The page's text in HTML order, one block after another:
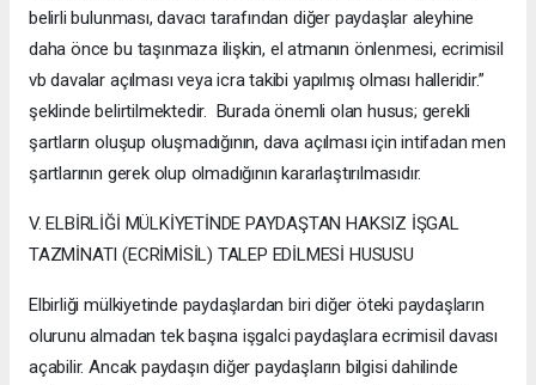
belirli bulunması, davacı tarafından diğer paydaşlar aleyhine
daha önce bu taşınmaza ilişkin, el atmanın önlenmesi, ecrimisil
vb davalar açılması veya icra takibi yapılmış olması halleridir.”
şeklinde belirtilmektedir. Burada önemli olan husus; gerekli
şartların oluşup oluşmadığının, dava açılması için intifadan men
şartlarının gerek olup olmadığının kararlaştırılmasıdır.
V. ELBİRLİĞİ MÜLKİYETİNDE PAYDAŞTAN HAKSIZ İŞGAL
TAZMİNATI (ECRİMİSİL) TALEP EDİLMESİ HUSUSU
Elbirliği mülkiyetinde paydaşlardan biri diğer öteki paydaşların
olurunu almadan tek başına işgalci paydaşlara ecrimisil davası
açabilir. Ancak paydaşın diğer paydaşların bilgisi dahilinde